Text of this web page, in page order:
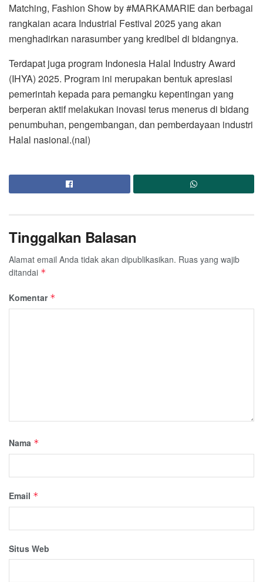
Matching, Fashion Show by #MARKAMARIE dan berbagai
rangkaian acara Industrial Festival 2025 yang akan
menghadirkan narasumber yang kredibel di bidangnya.
Terdapat juga program Indonesia Halal Industry Award
(IHYA) 2025. Program ini merupakan bentuk apresiasi
pemerintah kepada para pemangku kepentingan yang
berperan aktif melakukan inovasi terus menerus di bidang
penumbuhan, pengembangan, dan pemberdayaan industri
Halal nasional.(nal)
Tinggalkan Balasan
Alamat email Anda tidak akan dipublikasikan. Ruas yang wajib
ditandai *
Komentar *
Nama *
Email *
Situs Web